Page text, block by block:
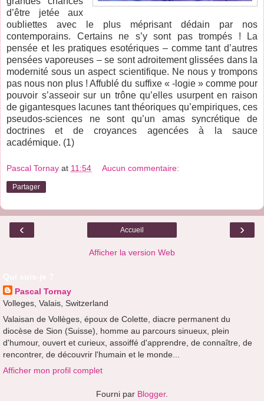
d’être jetée aux
oubliettes avec le plus méprisant dédain par nos
contemporains. Certains ne s’y sont pas trompés ! La
pensée et les pratiques esotériques – comme tant d’autres
pensées vaporeuses – se sont adroitement glissées dans la
modernité sous un aspect scientifique. Ne nous y trompons
pas nous non plus ! Affublé du suffixe « -logie » comme pour
pouvoir s’asseoir sur un trône qu’elles usurpent en raison
de gigantesques lacunes tant théoriques qu’empiriques, ces
pseudos-sciences ne sont qu’un amas syncrétique de
doctrines et de croyances agencées à la sauce
académique. (1)
Pascal Tornay at 11:54 Aucun commentaire:
Partager
‹ ›
Accueil
Afficher la version Web
Pascal Tornay
Volleges, Valais, Switzerland
Valaisan de Vollèges, époux de Colette, diacre permanent du
diocèse de Sion (Suisse), homme au parcours sinueux, plein
d'humour, ouvert et curieux, assoiffé d'apprendre, de connaître, de
rencontrer, de découvrir l'humain et le monde...
Afficher mon profil complet
Fourni par Blogger.